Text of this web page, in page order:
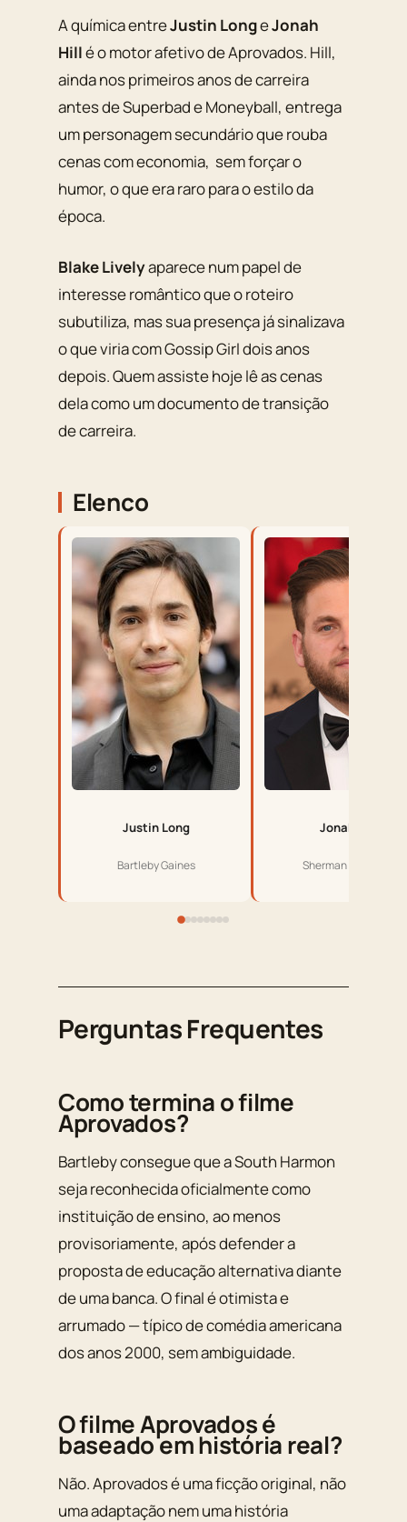
A química entreJustin LongeJonah
Hillé o motor afetivo deAprovados. Hill,
ainda nos primeiros anos de carreira
antes deSuperbadeMoneyball, entrega
um personagem secundário que rouba
cenas com economia, sem forçar o
humor, o que era raro para o estilo da
época.
Blake Livelyaparece num papel de
interesse romântico que o roteiro
subutiliza, mas sua presença já sinalizava
o que viria comGossip Girldois anos
depois. Quem assiste hoje lê as cenas
dela como um documento de transição
de carreira.
Elenco
Justin Long
Bartleby Gaines
Jonah Hill
Sherman Schrader
Perguntas Frequentes
Como termina o filme
Aprovados?
Bartleby consegue que a South Harmon
seja reconhecida oficialmente como
instituição de ensino, ao menos
provisoriamente, após defender a
proposta de educação alternativa diante
de uma banca. O final é otimista e
arrumado — típico de comédia americana
dos anos 2000, sem ambiguidade.
O filme Aprovados é
baseado em história real?
Não.Aprovadosé uma ficção original, não
uma adaptação nem uma história